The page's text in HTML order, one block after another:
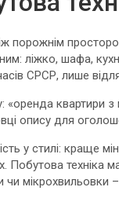
порожнім
ліжко, шафа,
СРСР, лише
квартири з
опису для
у стилі: краще
техніка
чи